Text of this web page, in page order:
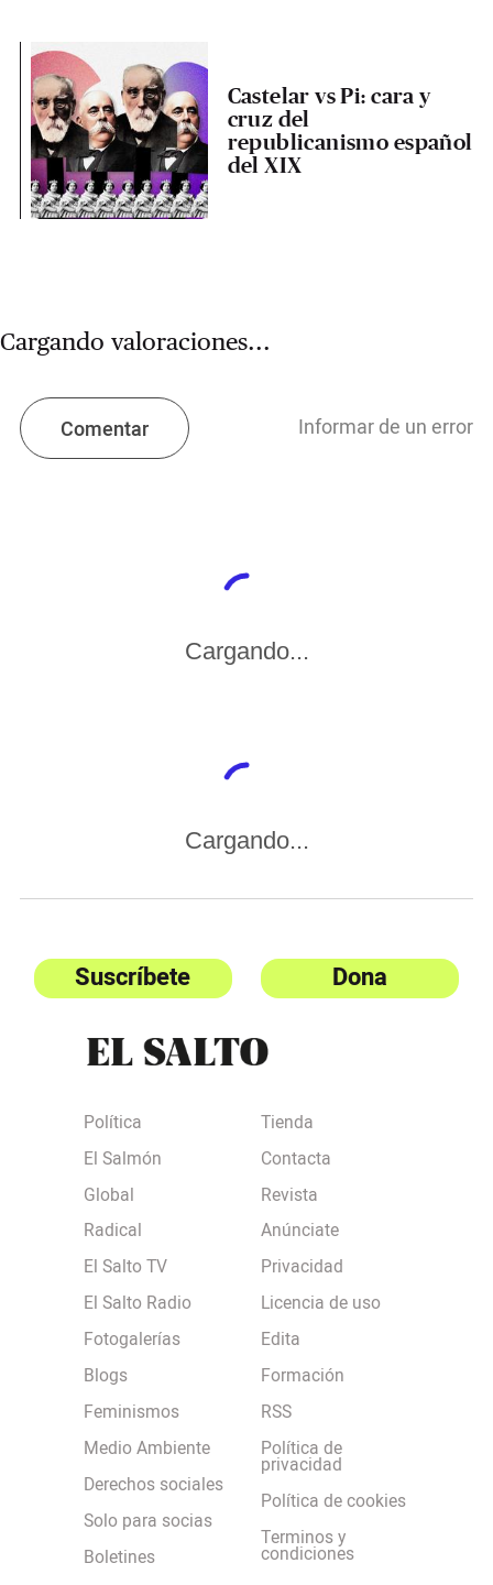
Castelar vs Pi: cara y
cruz del
republicanismo español
del XIX
Cargando valoraciones...
Comentar Informar de un error
Cargando...
Cargando...
Suscríbete Dona
Política
El Salmón
Global
Radical
El Salto TV
El Salto Radio
Fotogalerías
Blogs
Feminismos
Medio Ambiente
Derechos sociales
Solo para socias
Boletines
Tienda
Contacta
Revista
Anúnciate
Privacidad
Licencia de uso
Edita
Formación
RSS
Política de
privacidad
Política de cookies
Terminos y
condiciones